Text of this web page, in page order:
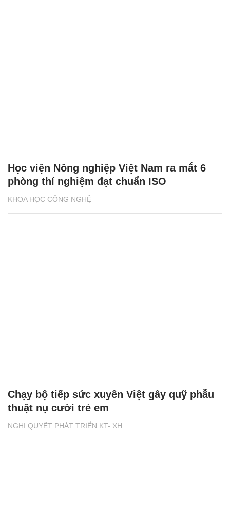
KHOA HỌC CÔNG NGHỆ
Học viện Nông nghiệp Việt Nam ra mắt 6
phòng thí nghiệm đạt chuẩn ISO
NGHỊ QUYẾT PHÁT TRIỂN KT- XH
Chạy bộ tiếp sức xuyên Việt gây quỹ phẫu
thuật nụ cười trẻ em